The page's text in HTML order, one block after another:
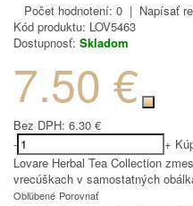
Počet hodnotení: 0 | Napísať
Kód produktu: LOV5463
Dostupnosť: Skladom
7.50 €
Bez DPH: 6.30 €
-
+
Lovare Herbal Tea Collection
vrecúškach v samostatných
Obľúbené Porovnať